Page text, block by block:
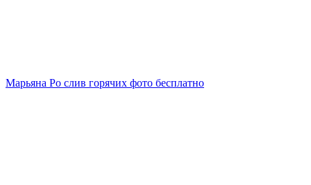
Марьяна Ро слив горячих фото бесплатно